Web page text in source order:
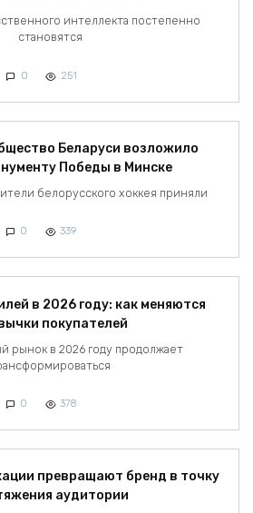
интеллекта постепенно
становятся
0 251
Беларуси возложило
Победы в Минске
белорусского хоккея приняли
0 339
в 2026 году: как меняются
покупателей
рынок в 2026 году продолжает
0 378
превращают бренд в точку
аудитории